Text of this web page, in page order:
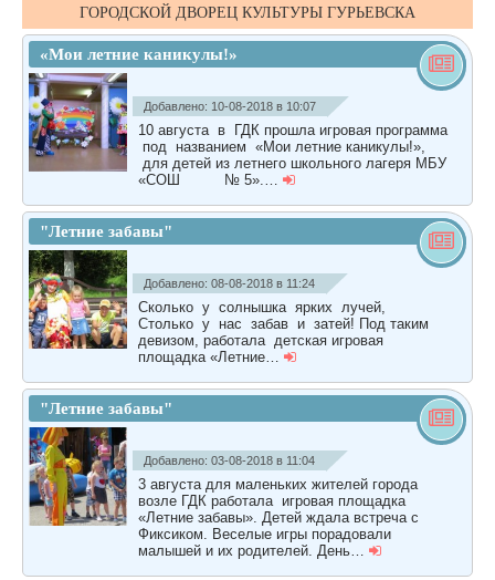
ГОРОДСКОЙ ДВОРЕЦ КУЛЬТУРЫ ГУРЬЕВСКА
«Мои летние каникулы!»
Добавлено: 10-08-2018 в 10:07
10 августа в ГДК прошла игровая программа
под названием «Мои летние каникулы!»,
для детей из летнего школьного лагеря МБУ
«СОШ № 5».…
"Летние забавы"
Добавлено: 08-08-2018 в 11:24
Сколько у солнышка ярких лучей,
Столько у нас забав и затей! Под таким
девизом, работала детская игровая
площадка «Летние…
"Летние забавы"
Добавлено: 03-08-2018 в 11:04
3 августа для маленьких жителей города
возле ГДК работала игровая площадка
«Летние забавы». Детей ждала встреча с
Фиксиком. Веселые игры порадовали
малышей и их родителей. День…